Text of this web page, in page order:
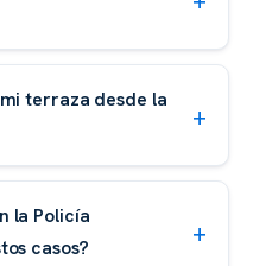
terraza desde la
la Policía
casos?